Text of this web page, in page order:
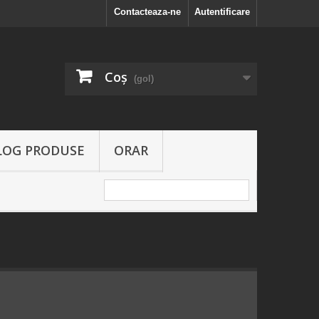
Autentificare
Contacteaza-ne
Coş (gol)
PRODUSE ORAR